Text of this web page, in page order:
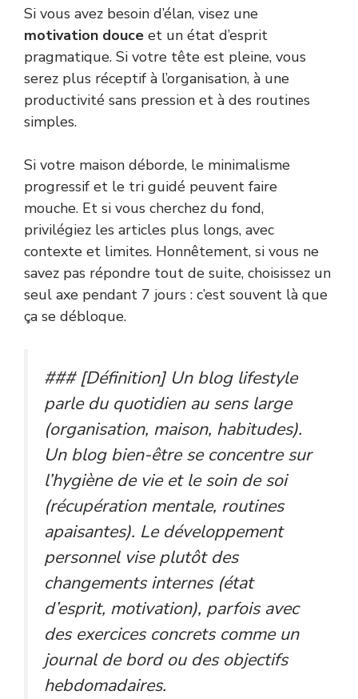
Si vous avez besoin d’élan, visez une
motivation douce et un état d’esprit
pragmatique. Si votre tête est pleine, vous
serez plus réceptif à l’organisation, à une
productivité sans pression et à des routines
simples.
Si votre maison déborde, le minimalisme
progressif et le tri guidé peuvent faire
mouche. Et si vous cherchez du fond,
privilégiez les articles plus longs, avec
contexte et limites. Honnêtement, si vous ne
savez pas répondre tout de suite, choisissez un
seul axe pendant 7 jours : c’est souvent là que
ça se débloque.
### [Définition] Un blog lifestyle
parle du quotidien au sens large
(organisation, maison, habitudes).
Un blog bien-être se concentre sur
l’hygiène de vie et le soin de soi
(récupération mentale, routines
apaisantes). Le développement
personnel vise plutôt des
changements internes (état
d’esprit, motivation), parfois avec
des exercices concrets comme un
journal de bord ou des objectifs
hebdomadaires.